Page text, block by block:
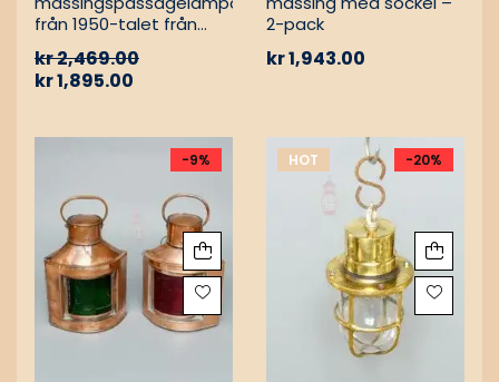
från 1950-talet från
kr2,469.00
kr1,895.00
2-pack
kr1,943.00
-9% HOT -20%